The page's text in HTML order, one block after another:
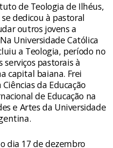
de Teologia de Ilhéus,
dedicou à pastoral
outros jovens a
Universidade Católica
a Teologia, período no
pastorais à
capital baiana. Frei
da Educação
de Educação na
e Artes da Universidade
dia 17 de dezembro